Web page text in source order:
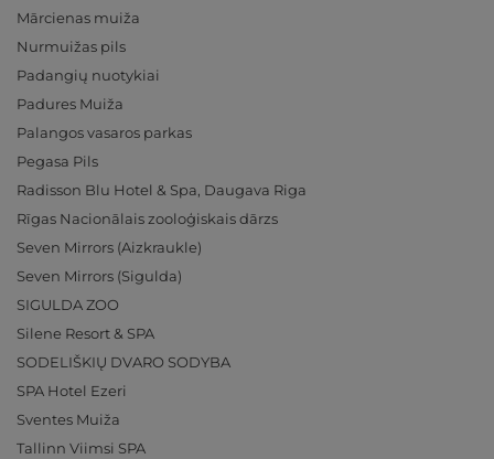
Mārcienas muiža
Nurmuižas pils
Padangių nuotykiai
Padures Muiža
Palangos vasaros parkas
Pegasa Pils
Radisson Blu Hotel & Spa, Daugava Riga
Rīgas Nacionālais zooloģiskais dārzs
Seven Mirrors (Aizkraukle)
Seven Mirrors (Sigulda)
SIGULDA ZOO
Silene Resort & SPA
SODELIŠKIŲ DVARO SODYBA
SPA Hotel Ezeri
Sventes Muiža
Tallinn Viimsi SPA